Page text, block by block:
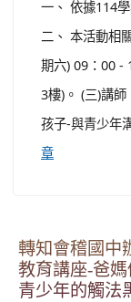
一、 依據114
二、 本活動相
期六) 09：00 -
3樓)。 (三)講
孩子-與青少年
章
轉知會稽國中
教育講座-爸
青少年的觸法